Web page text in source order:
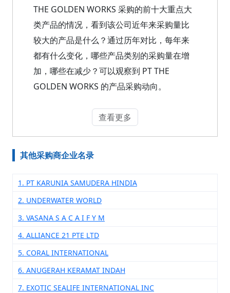
THE GOLDEN WORKS 采购的前十大重点大
类产品的情况，看到该公司近年来采购量比
较大的产品是什么？通过历年对比，每年来
都有什么变化，哪些产品类别的采购量在增
加，哪些在减少？可以观察到 PT THE
GOLDEN WORKS 的产品采购动向。
查看更多
其他采购商企业名录
1. PT KARUNIA SAMUDERA HINDIA
2. UNDERWATER WORLD
3. VASANA S A C A I F Y M
4. ALLIANCE 21 PTE LTD
5. CORAL INTERNATIONAL
6. ANUGERAH KERAMAT INDAH
7. EXOTIC SEALIFE INTERNATIONAL INC